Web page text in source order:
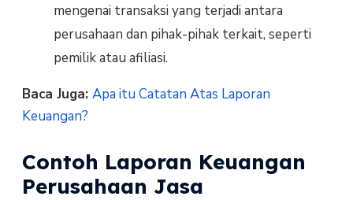
mengenai transaksi yang terjadi antara
perusahaan dan pihak-pihak terkait, seperti
pemilik atau afiliasi.
Baca Juga: Apa itu Catatan Atas Laporan
Keuangan?
Contoh Laporan Keuangan
Perusahaan Jasa